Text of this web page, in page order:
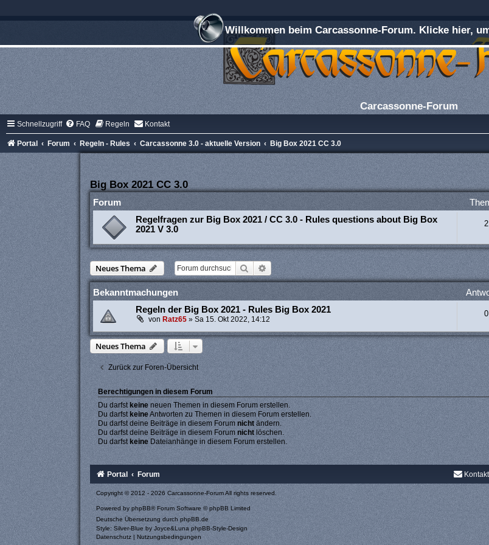
Willkommen beim Carcassonne-Forum. Klicke hier,
Carcassonne-Forum
Schnellzugriff FAQ Regeln Kontakt
Portal Forum Regeln - Rules Carcassonne 3.0 - aktuelle Version Big Box 2021 CC 3.0
Big Box 2021 CC 3.0
Forum
Regelfragen zur Big Box 2021 / CC 3.0 - Rules questions about Big Box
2021 V 3.0
2
Neues Thema Suche Erweiterte Suche
Bekanntmachungen
Regeln der Big Box 2021 - Rules Big Box 2021
von Ratz65» Sa 15. Okt 2022, 14:12
0
Neues Thema
Zurück zur Foren-Übersicht
Berechtigungen in diesem Forum
Du darfst keineneuen Themen in diesem Forum erstellen.
Du darfst keineAntworten zu Themen in diesem Forum erstellen.
Du darfst deine Beiträge in diesem Forum nichtändern.
Du darfst deine Beiträge in diesem Forum nichtlöschen.
Du darfst keineDateianhänge in diesem Forum erstellen.
Portal Forum Kontakt
Copyright © 2012 - 2026 Carcassonne-Forum All rights reserved.
Powered by phpBB® Forum Software © phpBB Limited
Deutsche Übersetzung durch phpBB.de
Style: Silver-Blue by Joyce&Luna phpBB-Style-Design
Datenschutz
Nutzungsbedingungen